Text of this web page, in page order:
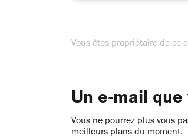
Vous êtes propriétaire de ce
Un e-mail
Vous ne pourrez plus vous
meilleurs plans du moment.